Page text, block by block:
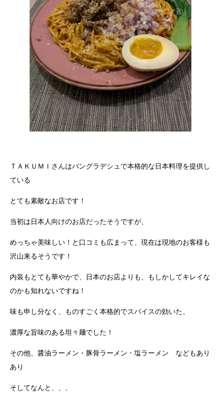
ＴＡＫＵＭＩさんはバングラデシュで本格的な日本料理を提供し
ている
とても素敵なお店です！
当初は日本人向けのお店だったそうですが、
めっちゃ美味しい！と口コミも広まって、現在は現地のお客様も
沢山来るそうです！
内装もとても華やかで、日本のお店よりも、もしかしてキレイな
のかも知れないですね！
味も申し分なく、ものすごく本格的でスパイスの効いた、
濃厚な旨味のある坦々麺でした！
その他、醤油ラーメン・豚骨ラーメン・塩ラーメン などもあり
あり
そしてなんと、、、